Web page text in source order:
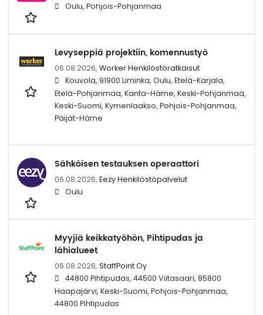
Oulu, Pohjois-Pohjanmaa
Levyseppiä projektiin, komennustyö
06.08.2026, Worker Henkilöstöratkaisut
Kouvola, 91900 Liminka, Oulu, Etelä-Karjala,
Etelä-Pohjanmaa, Kanta-Häme, Keski-Pohjanmaa,
Keski-Suomi, Kymenlaakso, Pohjois-Pohjanmaa,
Päijät-Häme
Sähköisen testauksen operaattori
06.08.2026, Eezy Henkilöstöpalvelut
Oulu
Myyjiä keikkatyöhön, Pihtipudas ja
lähialueet
06.08.2026, StaffPoint Oy
44800 Pihtipudas, 44500 Viitasaari, 85800
Haapajärvi, Keski-Suomi, Pohjois-Pohjanmaa,
44800 Pihtipudas